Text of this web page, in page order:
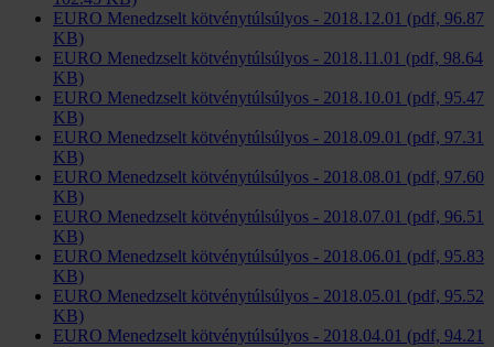
EURO Menedzselt kötvénytúlsúlyos - 2018.12.01 (pdf, 96.87
KB)
EURO Menedzselt kötvénytúlsúlyos - 2018.11.01 (pdf, 98.64
KB)
EURO Menedzselt kötvénytúlsúlyos - 2018.10.01 (pdf, 95.47
KB)
EURO Menedzselt kötvénytúlsúlyos - 2018.09.01 (pdf, 97.31
KB)
EURO Menedzselt kötvénytúlsúlyos - 2018.08.01 (pdf, 97.60
KB)
EURO Menedzselt kötvénytúlsúlyos - 2018.07.01 (pdf, 96.51
KB)
EURO Menedzselt kötvénytúlsúlyos - 2018.06.01 (pdf, 95.83
KB)
EURO Menedzselt kötvénytúlsúlyos - 2018.05.01 (pdf, 95.52
KB)
EURO Menedzselt kötvénytúlsúlyos - 2018.04.01 (pdf, 94.21